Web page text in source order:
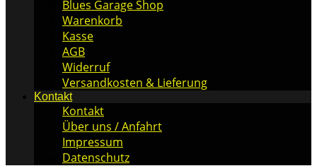
Blues Garage Shop
Warenkorb
Kasse
AGB
Widerruf
Versandkosten & Lieferung
Kontakt
Kontakt
Über uns / Anfahrt
Impressum
Datenschutz